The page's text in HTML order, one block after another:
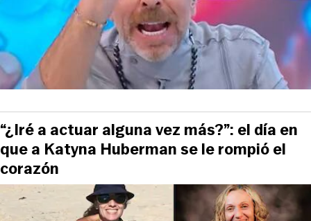
“¿Iré a actuar alguna vez más?”: el día en
que a Katyna Huberman se le rompió el
corazón